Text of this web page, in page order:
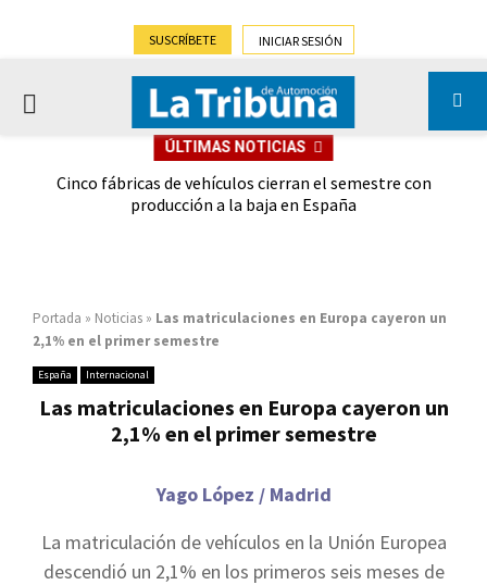
SUSCRÍBETE INICIAR SESIÓN
PRIMARY
ÚLTIMAS NOTICIAS
Cinco fábricas de vehículos cierran el semestre con
producción a la baja en España
Portada » Noticias » Las matriculaciones en Europa cayeron un
2,1% en el primer semestre
España Internacional
Las matriculaciones en Europa cayeron un
2,1% en el primer semestre
Yago López / Madrid
La matriculación de vehículos en la Unión Europea
descendió un 2,1% en los primeros seis meses de